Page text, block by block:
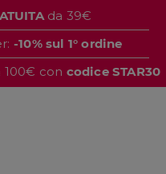
da 39€
-10% sul 1° ordine
con codice STAR30
CHIUDI